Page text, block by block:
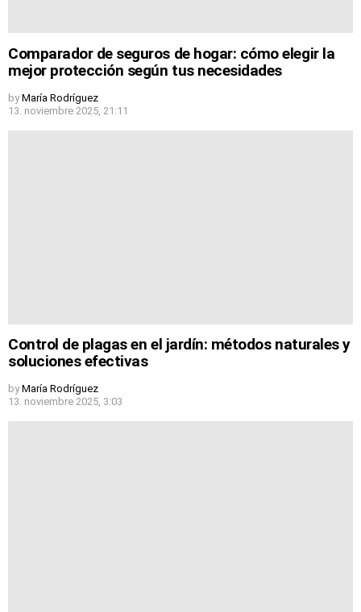
Comparador de seguros de hogar: cómo elegir la
mejor protección según tus necesidades
by María Rodríguez
13. noviembre 2025, 21:11
Control de plagas en el jardín: métodos naturales y
soluciones efectivas
by María Rodríguez
13. noviembre 2025, 3:03